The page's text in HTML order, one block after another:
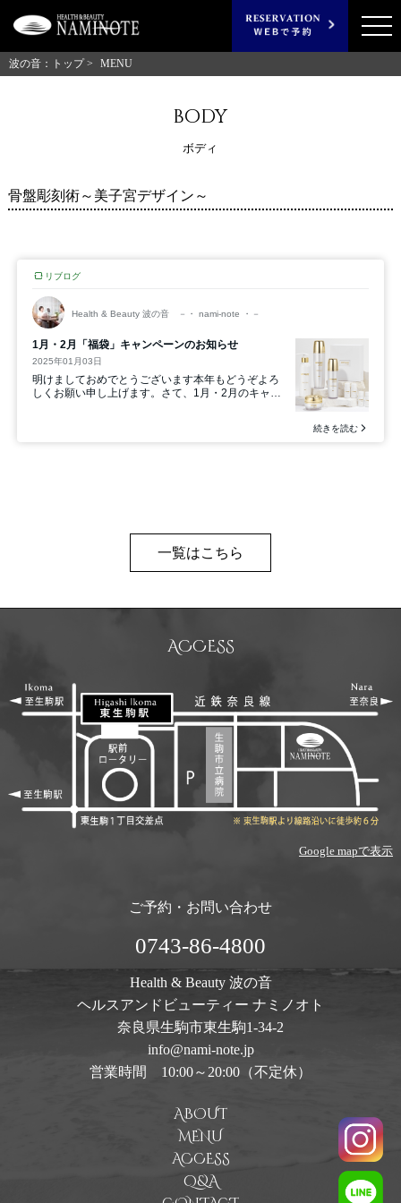
波の音：トップ > MENU
body
ボディ
骨盤彫刻術～美子宮デザイン～
一覧はこちら
ACCESS
Google mapで表示
ご予約・お問い合わせ
0743-86-4800
Health & Beauty 波の音
ヘルスアンドビューティー ナミノオト
奈良県生駒市東生駒1-34-2
info@nami-note.jp
営業時間 10:00～20:00（不定休）
ABOUT
MENU
ACCESS
Q&A